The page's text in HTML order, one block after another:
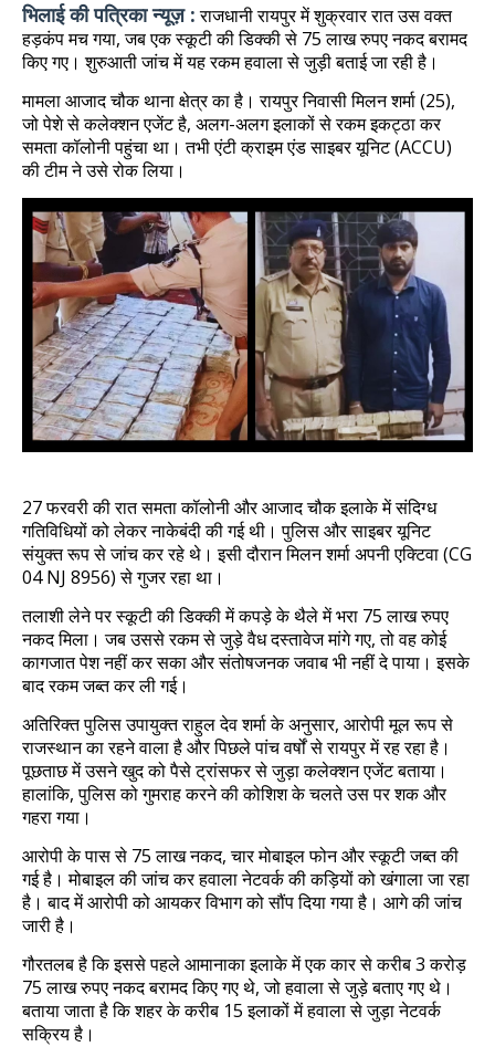
भिलाई की पत्रिका न्यूज़ : राजधानी रायपुर में शुक्रवार रात उस वक्त
हड़कंप मच गया, जब एक स्कूटी की डिक्की से 75 लाख रुपए नकद बरामद
किए गए। शुरुआती जांच में यह रकम हवाला से जुड़ी बताई जा रही है।
मामला आजाद चौक थाना क्षेत्र का है। रायपुर निवासी मिलन शर्मा (25),
जो पेशे से कलेक्शन एजेंट है, अलग-अलग इलाकों से रकम इकट्ठा कर
समता कॉलोनी पहुंचा था। तभी एंटी क्राइम एंड साइबर यूनिट (ACCU)
की टीम ने उसे रोक लिया।
27 फरवरी की रात समता कॉलोनी और आजाद चौक इलाके में संदिग्ध
गतिविधियों को लेकर नाकेबंदी की गई थी। पुलिस और साइबर यूनिट
संयुक्त रूप से जांच कर रहे थे। इसी दौरान मिलन शर्मा अपनी एक्टिवा (CG
04 NJ 8956) से गुजर रहा था।
तलाशी लेने पर स्कूटी की डिक्की में कपड़े के थैले में भरा 75 लाख रुपए
नकद मिला। जब उससे रकम से जुड़े वैध दस्तावेज मांगे गए, तो वह कोई
कागजात पेश नहीं कर सका और संतोषजनक जवाब भी नहीं दे पाया। इसके
बाद रकम जब्त कर ली गई।
अतिरिक्त पुलिस उपायुक्त राहुल देव शर्मा के अनुसार, आरोपी मूल रूप से
राजस्थान का रहने वाला है और पिछले पांच वर्षों से रायपुर में रह रहा है।
पूछताछ में उसने खुद को पैसे ट्रांसफर से जुड़ा कलेक्शन एजेंट बताया।
हालांकि, पुलिस को गुमराह करने की कोशिश के चलते उस पर शक और
गहरा गया।
आरोपी के पास से 75 लाख नकद, चार मोबाइल फोन और स्कूटी जब्त की
गई है। मोबाइल की जांच कर हवाला नेटवर्क की कड़ियों को खंगाला जा रहा
है। बाद में आरोपी को आयकर विभाग को सौंप दिया गया है। आगे की जांच
जारी है।
गौरतलब है कि इससे पहले आमानाका इलाके में एक कार से करीब 3 करोड़
75 लाख रुपए नकद बरामद किए गए थे, जो हवाला से जुड़े बताए गए थे।
बताया जाता है कि शहर के करीब 15 इलाकों में हवाला से जुड़ा नेटवर्क
सक्रिय है।